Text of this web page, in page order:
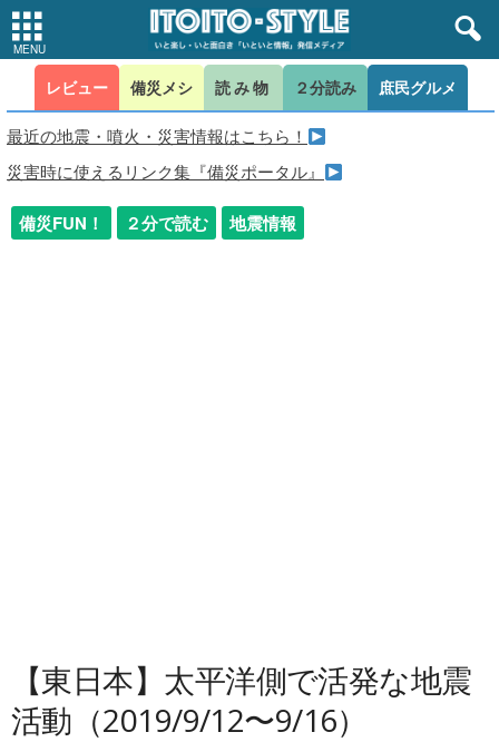
レビュー 備災メシ 読み物 ２分読み 庶民グルメ
最近の地震・噴火・災害情報はこちら！
災害時に使えるリンク集『備災ポータル』
備災FUN！ ２分で読む 地震情報
【東日本】太平洋側で活発な地震
活動（2019/9/12〜9/16）